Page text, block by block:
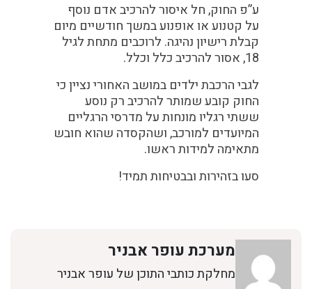
ע”פ החוק, חל איסור להרכיב אדם נוסף
על קטנוע או אופנוע במשך חודשיים מיום
קבלת רישיון נהיגה. לרוכבים מתחת לגיל
18, אסור להרכיב כלל וכלל.
לגבי הרכבת ילדים במושב האחורי נציין כי
החוק קובע שמותר להרכיב רק נוסע
ששתי רגליו מונחות על מדרסי הרגליים
המיועדים למורכב, ושהקסדה שהוא חובש
מתאימה למידות ראשו.
סעו בזהירות ובבטיחות תמיד!
מערכת עופר אבניר
מחלקת כותבי התוכן של עופר אבניר